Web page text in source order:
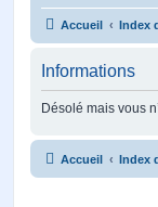
Accueil Index
Informations
Désolé mais vous
Accueil Index